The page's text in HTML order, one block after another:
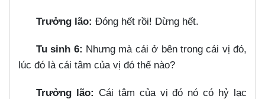
Trưởng lão: Đóng hết rồi! Dừng hết.
Tu sinh 6: Nhưng mà cái ở bên trong cái vị đó,
lúc đó là cái tâm của vị đó thế nào?
Trưởng lão: Cái tâm của vị đó nó có hỷ lạc